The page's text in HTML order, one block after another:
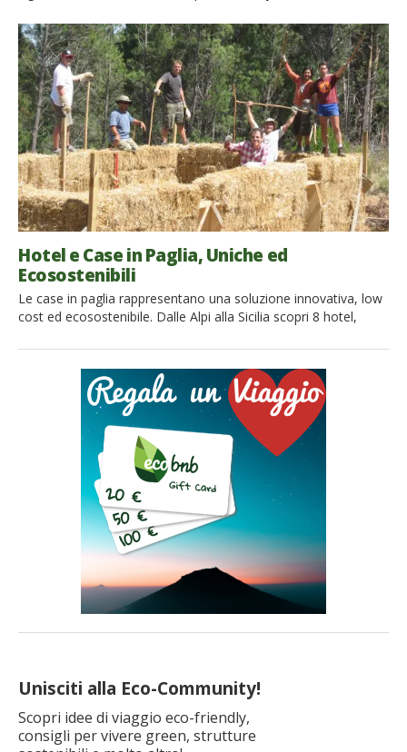
Unisciti alla Eco-Community!
Scopri idee di viaggio eco-friendly,
consigli per vivere green, strutture
Scopri le caratteristiche green e gli stili unici di una casa
minuscola! Sia che si tratti di abitazioni o di Bed & Breakfast, le
tiny houses sono più eco-sostenibili di una grande casa.
Perché? Perché […]
Hotel e Case in Paglia, Uniche ed
Ecosostenibili
Le case in paglia rappresentano una soluzione innovativa, low
cost ed ecosostenibile. Dalle Alpi alla Sicilia scopri 8 hotel,
che narra del porcellino che costruisce una casa in paglia, che
vola via dopo i ripetuti soffi e sbuffi del lupo cattivo, fa parte